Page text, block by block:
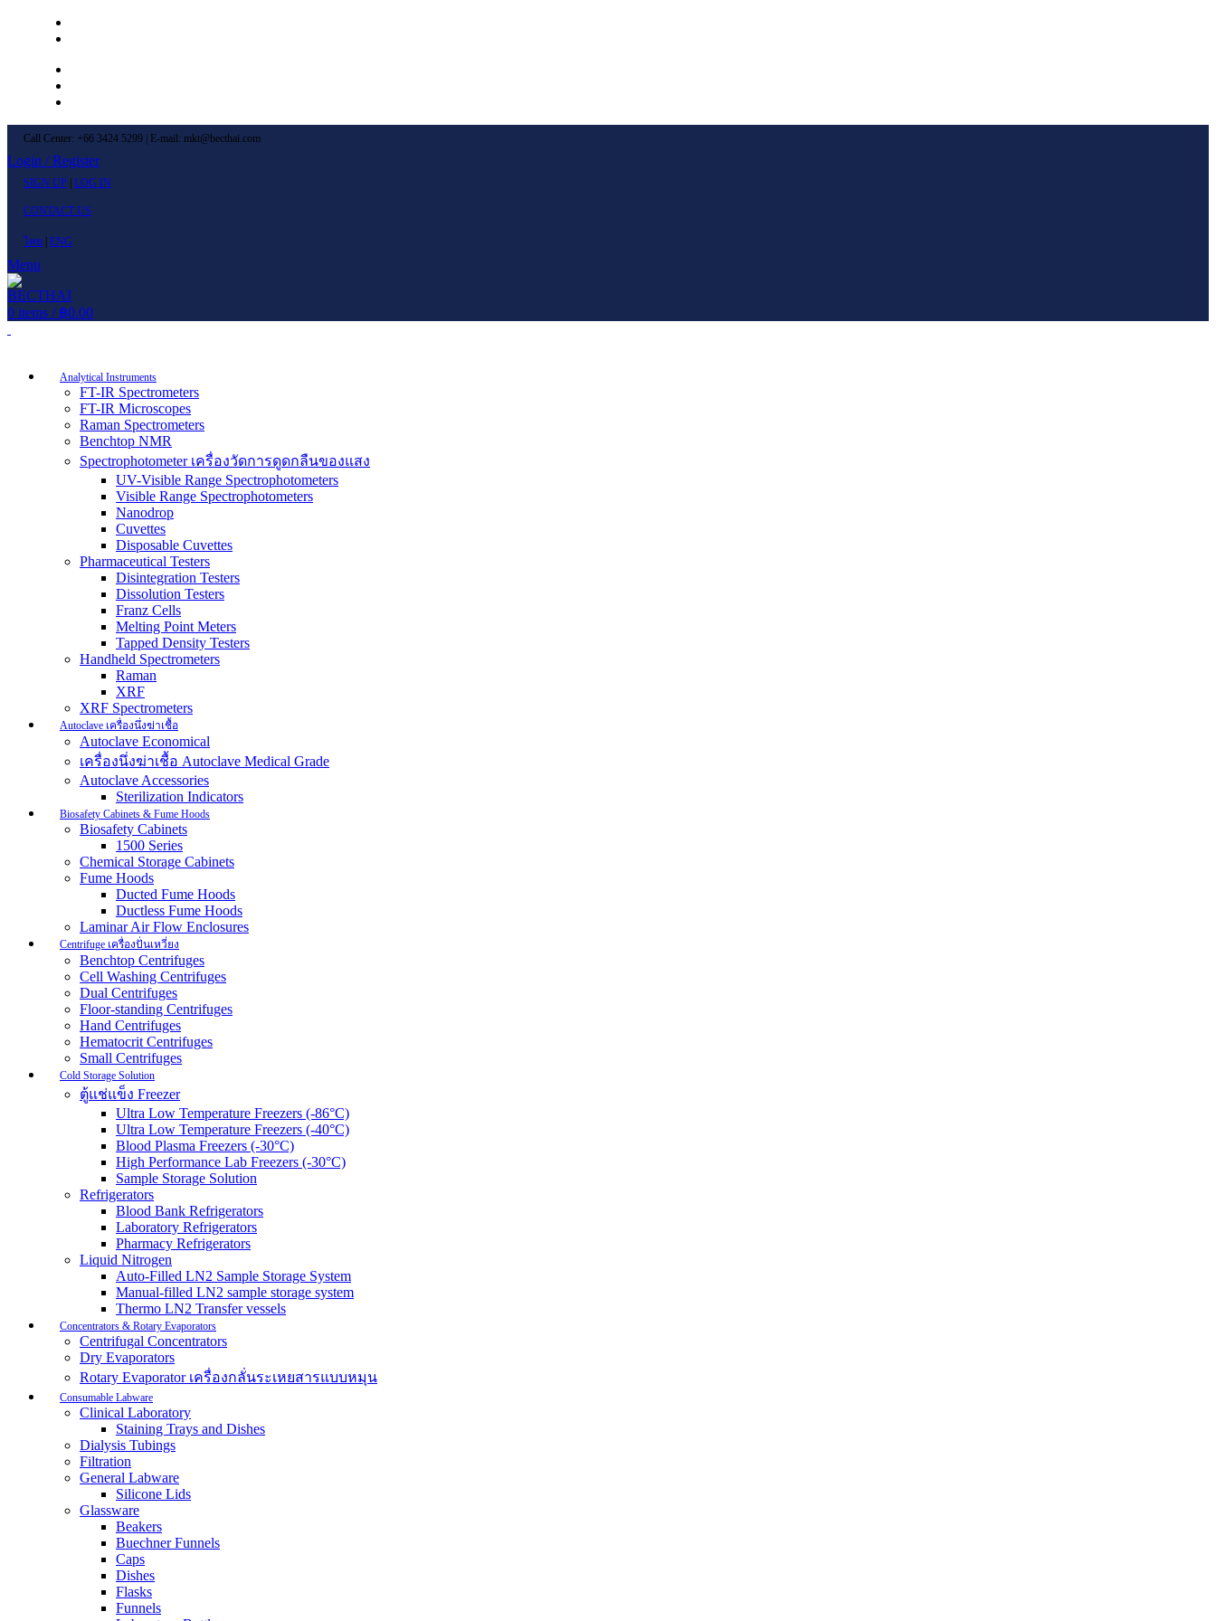
Call Center: +66 3424 5299 | E-mail: mkt@becthai.com
Login / Register
SIGN UP LOG IN
CONTACT US
ไทย ENG
Menu
0 items / ฿0.00
Analytical Instruments
FT-IR Spectrometers
FT-IR Microscopes
Raman Spectrometers
Benchtop NMR
Spectrophotometer เครื่องวัดการดูดกลืนของแสง
UV-Visible Range Spectrophotometers
Visible Range Spectrophotometers
Nanodrop
Cuvettes
Disposable Cuvettes
Pharmaceutical Testers
Disintegration Testers
Dissolution Testers
Franz Cells
Melting Point Meters
Tapped Density Testers
Handheld Spectrometers
Raman
XRF
XRF Spectrometers
Autoclave เครื่องนึ่งฆ่าเชื้อ
Autoclave Economical
เครื่องนึ่งฆ่าเชื้อ Autoclave Medical Grade
Autoclave Accessories
Sterilization Indicators
Biosafety Cabinets & Fume Hoods
Biosafety Cabinets
1500 Series
Chemical Storage Cabinets
Fume Hoods
Ducted Fume Hoods
Ductless Fume Hoods
Laminar Air Flow Enclosures
Centrifuge เครื่องปั่นเหวี่ยง
Benchtop Centrifuges
Cell Washing Centrifuges
Dual Centrifuges
Floor-standing Centrifuges
Hand Centrifuges
Hematocrit Centrifuges
Small Centrifuges
Cold Storage Solution
ตู้แช่แข็ง Freezer
Ultra Low Temperature Freezers (-86°C)
Ultra Low Temperature Freezers (-40°C)
Blood Plasma Freezers (-30°C)
High Performance Lab Freezers (-30°C)
Sample Storage Solution
Refrigerators
Blood Bank Refrigerators
Laboratory Refrigerators
Pharmacy Refrigerators
Liquid Nitrogen
Auto-Filled LN2 Sample Storage System
Manual-filled LN2 sample storage system
Thermo LN2 Transfer vessels
Concentrators & Rotary Evaporators
Centrifugal Concentrators
Dry Evaporators
Rotary Evaporator เครื่องกลั่นระเหยสารแบบหมุน
Consumable Labware
Clinical Laboratory
Staining Trays and Dishes
Dialysis Tubings
Filtration
General Labware
Silicone Lids
Glassware
Beakers
Buechner Funnels
Caps
Dishes
Flasks
Funnels